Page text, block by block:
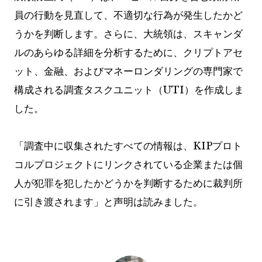
員の行動を見直して、不適切な行為が発生したかど
うかを判断します。さらに、大統領は、スキャンダ
ルのあらゆる詳細を分析するために、クリプトアセ
ット、金融、およびマネーロンダリングの専門家で
構成される調査タスクユニット（UTI）を作成しま
した。
「調査中に収集されたすべての情報は、KIPプロト
コルプロジェクトにリンクされている企業または個
人が犯罪を犯したかどうかを判断するために裁判所
に引き渡されます」と声明は読みました。